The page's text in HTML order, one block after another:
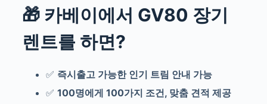
🎁 카베이에서 GV80 장기
렌트를 하면?
✅ 즉시출고 가능한 인기 트림 안내 가능
✅ 100명에게 100가지 조건, 맞춤 견적 제공